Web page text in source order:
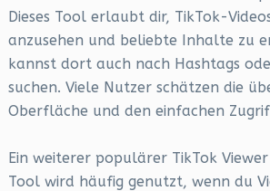
Dieses Tool erlaubt dir, TikTok-
anzusehen und beliebte Inhalte zu
kannst dort auch nach Hashtags
suchen. Viele Nutzer schätzen die
Oberfläche und den einfachen
Ein weiterer populärer TikTok Viewer
Tool wird häufig genutzt, wenn du